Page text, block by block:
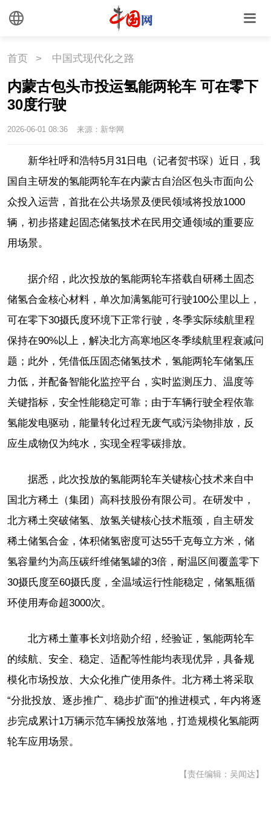
首页 > 中国式现代化之路
内蒙古包头市投运氢能两轮车 可在零下
30度行驶
2026-06-01 08:36 来源：新华网
新华社呼和浩特5月31日电（记者贺书琛）近日，我
国自主研发的氢能两轮车在内蒙古自治区包头市面向公
众投入运营，首批在公共场景及便民领域将投放1000
辆，初步搭建起固态储氢技术在民用交通领域的重要应
用场景。
据介绍，此次投放的氢能两轮车搭载自研稀土固态
储氢合金核心材料，单次加满氢能可行驶100公里以上，
可在零下30摄氏度环境下正常行驶，冬季实际续航里程
保持在90%以上，解决北方高寒地区冬季续航里程衰减问
题；此外，凭借低压固态储氢技术，氢能两轮车储氢压
力低，并配备智能化监控平台，实时监测压力、温度等
关键指标，安全性能稳定可靠；由于车辆行驶全程依靠
氢能发电驱动，能量转化过程无废气或污染物排放，反
应生成物仅为纯水，实现全程零碳排放。
据悉，此次投放的氢能两轮车关键核心技术来自中
国北方稀土（集团）高科技股份有限公司。在研发中，
北方稀土突破储氢、放氢关键核心技术瓶颈，自主研发
稀土储氢合金，体积储氢密度可达55千克每立方米，储
氢容量约为高压碳纤维储氢罐的3倍，耐温区间覆盖零下
30摄氏度至60摄氏度，全温域运行性能稳定，储氢瓶循
环使用寿命超3000次。
北方稀土董事长刘培勋介绍，经验证，氢能两轮车
的续航、安全、稳定、适配等性能均表现优异，具备规
模化市场投放、大众化推广使用条件。北方稀土将采取
“分批投放、逐步推广、稳步扩面”的推进模式，年内将逐
步完成累计1万辆示范车辆投放落地，打造规模化氢能两
轮车应用场景。
【责任编辑：吴闻达】